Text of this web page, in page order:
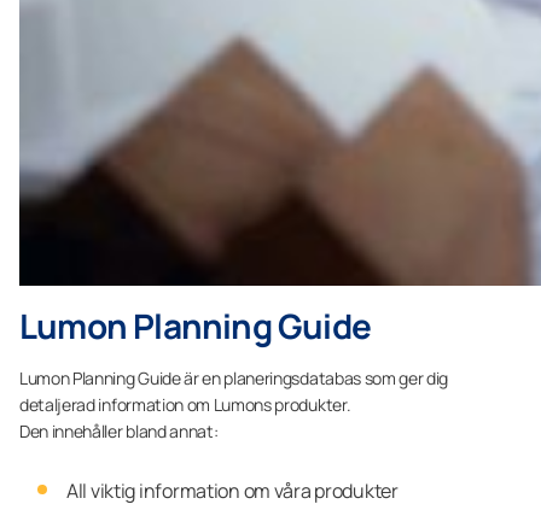
Lumon Planning Guide
Lumon Planning Guide är en planeringsdatabas som ger dig
detaljerad information om Lumons produkter.
Den innehåller bland annat:
All viktig information om våra produkter